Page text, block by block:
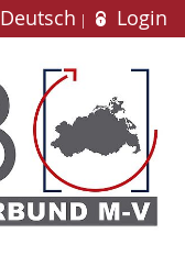
Deutsch Login